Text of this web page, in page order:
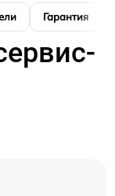
Гарантия